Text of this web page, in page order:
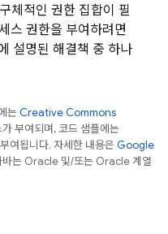
체적인 권한 집합이 필
스 권한을 부여하려면
설명된 해결책 중 하나
는 Creative Commons
부여되며, 코드 샘플에는
여됩니다. 자세한 내용은 Google
바는 Oracle 및/또는 Oracle 계열